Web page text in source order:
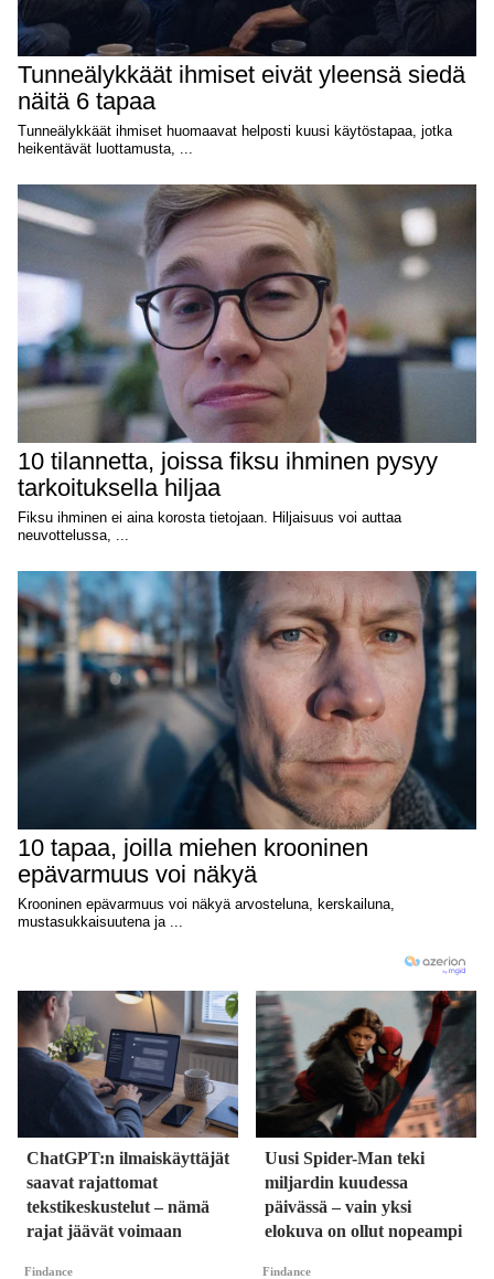
ChatGPT:n ilmaiskäyttäjät
saavat rajattomat
tekstikeskustelut – nämä
rajat jäävät voimaan
Findance
Uusi Spider-Man teki
miljardin kuudessa
päivässä – vain yksi
elokuva on ollut nopeampi
Findance